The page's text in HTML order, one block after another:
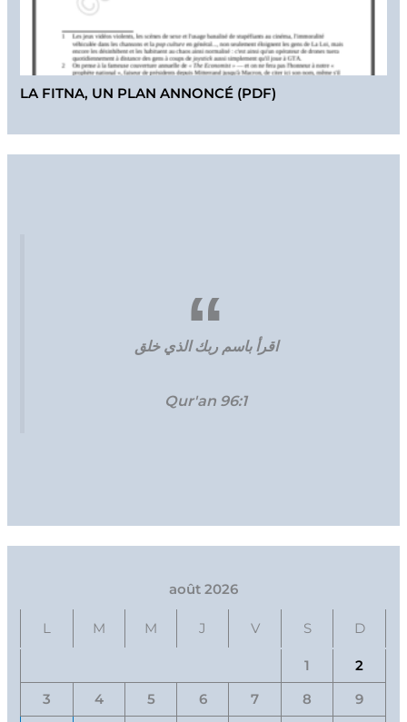
LA FITNA, UN PLAN ANNONCÉ (PDF)
اقرأ باسم ربك الذي خلق
Qur'an 96:1
août 2026
L M M J V S D
1 2
3 4 5 6 7 8 9